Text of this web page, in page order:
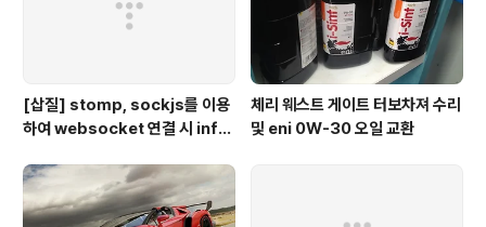
[삽질] stomp, sockjs를 이용
하여 websocket 연결 시 info
체리 웨스트 게이트 터보차져 수리
및 eni 0W-30 오일 교환